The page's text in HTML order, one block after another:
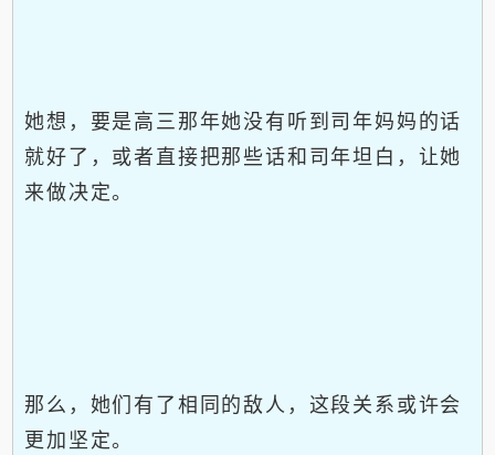
她想，要是高三那年她没有听到司年妈妈的话
就好了，或者直接把那些话和司年坦白，让她
来做决定。
那么，她们有了相同的敌人，这段关系或许会
更加坚定。